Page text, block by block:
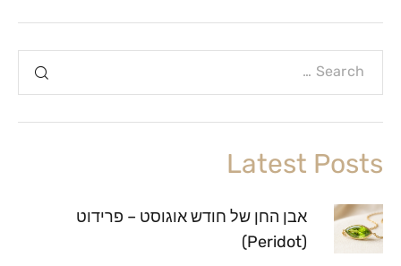
Latest Posts
אבן החן של חודש אוגוסט – פרידוט
(Peridot)